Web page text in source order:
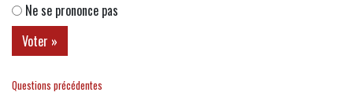
Ne se prononce pas
Questions précédentes